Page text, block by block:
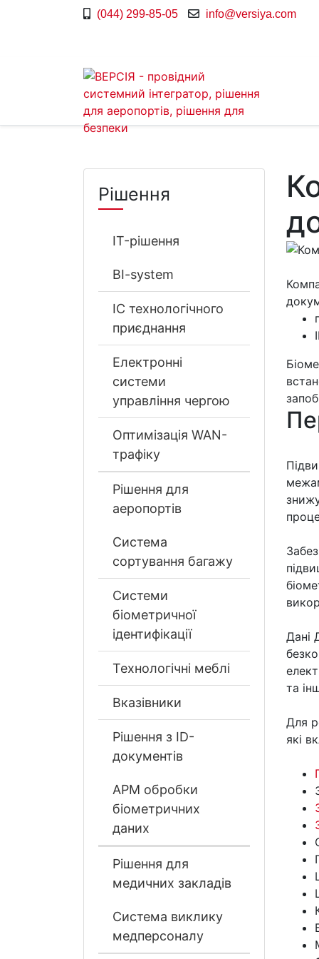
(044) 299-85-05 info@versiya.com
Рішення
IT-рішення
BI-system
ІС технологічного
приєднання
Електронні
системи
управління чергою
Оптимізація WAN-
трафіку
Рішення для
аеропортів
Система
сортування багажу
Системи
біометричної
ідентифікації
Технологічні меблі
Вказівники
Рішення з ID-
документів
АРМ обробки
біометричних
даних
Рішення для
медичних закладів
Система виклику
медперсоналу
Дані
та
Для
які